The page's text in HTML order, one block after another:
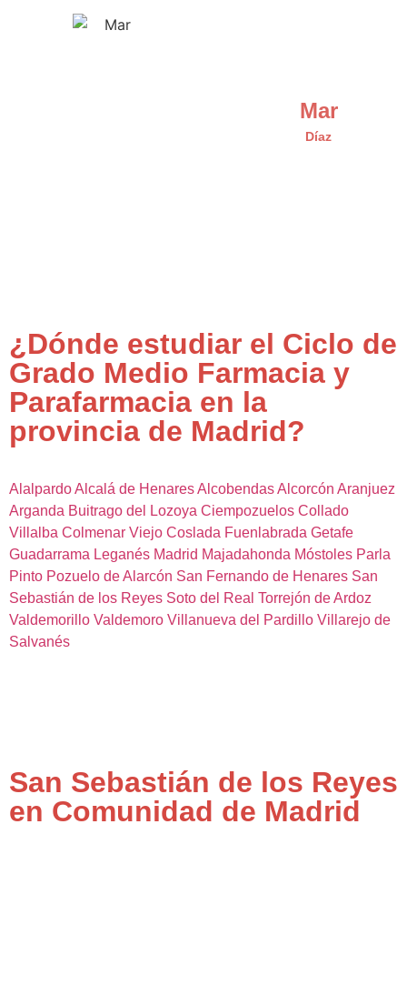
Mar
Díaz
¿Dónde estudiar el Ciclo de
Grado Medio Farmacia y
Parafarmacia en la
provincia de Madrid?
AlalpardoAlcalá de HenaresAlcobendasAlcorcón Aranjuez
Arganda Buitrago del Lozoya Ciempozuelos Collado
Villalba Colmenar Viejo Coslada Fuenlabrada Getafe
Guadarrama Leganés Madrid Majadahonda Móstoles Parla
Pinto Pozuelo de Alarcón San Fernando de Henares San
Sebastián de los Reyes Soto del Real Torrejón de Ardoz
Valdemorillo Valdemoro Villanueva del Pardillo Villarejo de
Salvanés
San Sebastián de los Reyes
en Comunidad de Madrid